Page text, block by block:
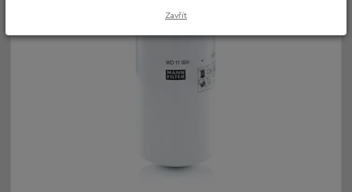
Zavřít